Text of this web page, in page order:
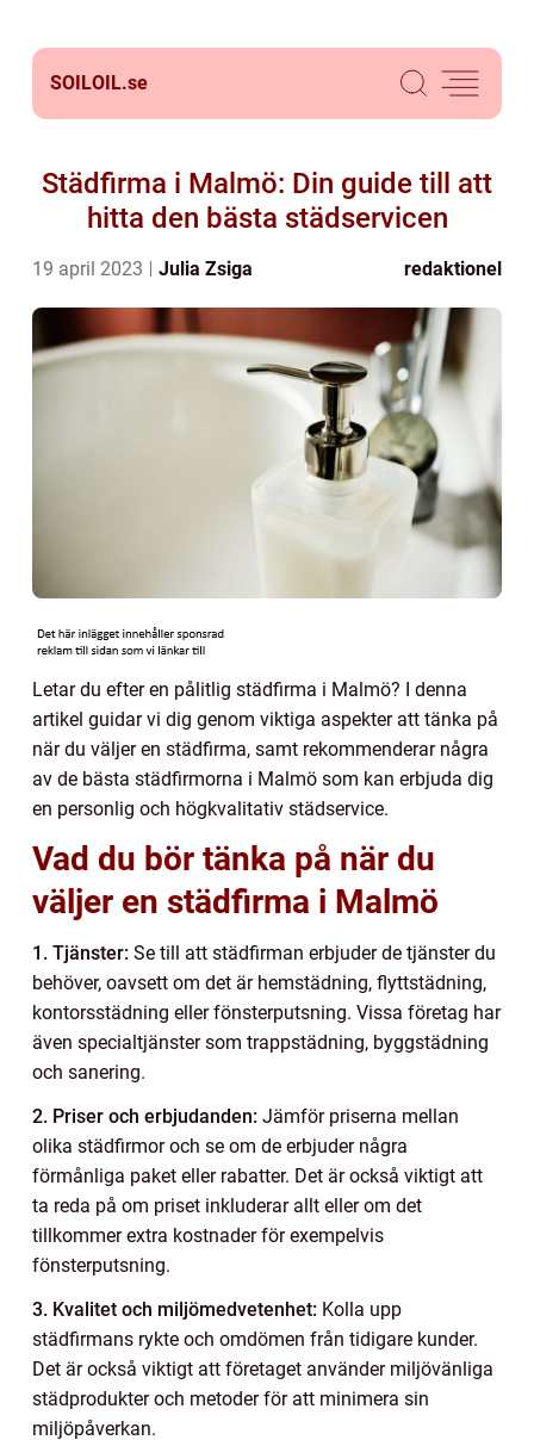
SOILOIL.se
Städfirma i Malmö: Din guide till att
hitta den bästa städservicen
19 april 2023 Julia Zsiga redaktionel
Letar du efter en pålitlig städfirma i Malmö? I denna
artikel guidar vi dig genom viktiga aspekter att tänka på
när du väljer en städfirma, samt rekommenderar några
av de bästa städfirmorna i Malmö som kan erbjuda dig
en personlig och högkvalitativ städservice.
Vad du bör tänka på när du
väljer en städfirma i Malmö
1. Tjänster: Se till att städfirman erbjuder de tjänster du
behöver, oavsett om det är hemstädning, flyttstädning,
kontorsstädning eller fönsterputsning. Vissa företag har
även specialtjänster som trappstädning, byggstädning
och sanering.
2. Priser och erbjudanden: Jämför priserna mellan
olika städfirmor och se om de erbjuder några
förmånliga paket eller rabatter. Det är också viktigt att
ta reda på om priset inkluderar allt eller om det
tillkommer extra kostnader för exempelvis
fönsterputsning.
3. Kvalitet och miljömedvetenhet: Kolla upp
städfirmans rykte och omdömen från tidigare kunder.
Det är också viktigt att företaget använder miljövänliga
städprodukter och metoder för att minimera sin
miljöpåverkan.